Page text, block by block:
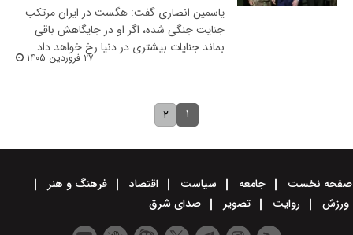
یاسمین انصاری گفت: هگست در ایران مرتکب
جنایت جنگی شده، اگر او در جایگاهش باقی
بماند جنایات بیشتری در دنیا رخ خواهد داد.
۲۷ فروردین ۱۴۰۵
۱ ۲
صفحه نخست جامعه سیاست اقتصاد
فرهنگ و هنر
ورزش
روایت تصویر صدای شرق